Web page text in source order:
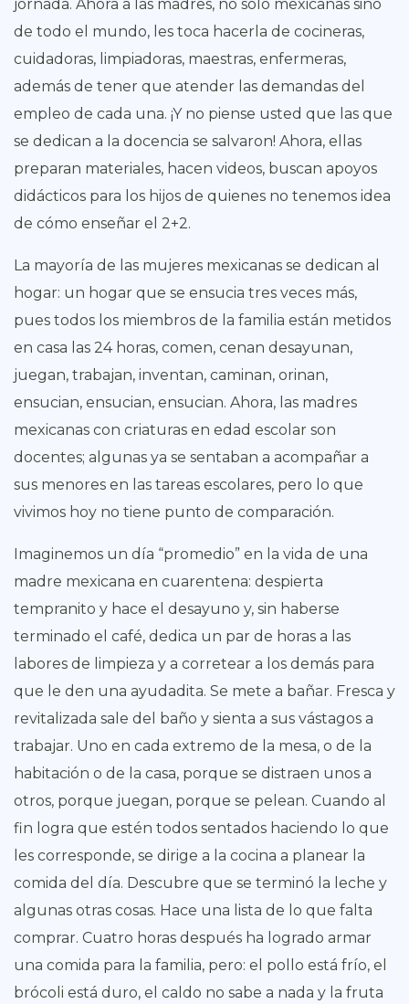
jornada. Ahora a las madres, no sólo mexicanas sino
de todo el mundo, les toca hacerla de cocineras,
cuidadoras, limpiadoras, maestras, enfermeras,
además de tener que atender las demandas del
empleo de cada una. ¡Y no piense usted que las que
se dedican a la docencia se salvaron! Ahora, ellas
preparan materiales, hacen videos, buscan apoyos
didácticos para los hijos de quienes no tenemos idea
de cómo enseñar el 2+2.
La mayoría de las mujeres mexicanas se dedican al
hogar: un hogar que se ensucia tres veces más,
pues todos los miembros de la familia están metidos
en casa las 24 horas, comen, cenan desayunan,
juegan, trabajan, inventan, caminan, orinan,
ensucian, ensucian, ensucian. Ahora, las madres
mexicanas con criaturas en edad escolar son
docentes; algunas ya se sentaban a acompañar a
sus menores en las tareas escolares, pero lo que
vivimos hoy no tiene punto de comparación.
Imaginemos un día “promedio” en la vida de una
madre mexicana en cuarentena: despierta
tempranito y hace el desayuno y, sin haberse
terminado el café, dedica un par de horas a las
labores de limpieza y a corretear a los demás para
que le den una ayudadita. Se mete a bañar. Fresca y
revitalizada sale del baño y sienta a sus vástagos a
trabajar. Uno en cada extremo de la mesa, o de la
habitación o de la casa, porque se distraen unos a
otros, porque juegan, porque se pelean. Cuando al
fin logra que estén todos sentados haciendo lo que
les corresponde, se dirige a la cocina a planear la
comida del día. Descubre que se terminó la leche y
algunas otras cosas. Hace una lista de lo que falta
comprar. Cuatro horas después ha logrado armar
una comida para la familia, pero: el pollo está frío, el
brócoli está duro, el caldo no sabe a nada y la fruta